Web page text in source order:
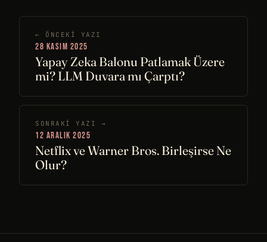
← ÖNCEKI YAZI
28 KASIM 2025
Yapay Zeka Balonu Patlamak Üzere
mi? LLM Duvara mı Çarptı?
SONRAKI YAZI →
12 ARALIK 2025
Netflix ve Warner Bros. Birleşirse Ne
Olur?